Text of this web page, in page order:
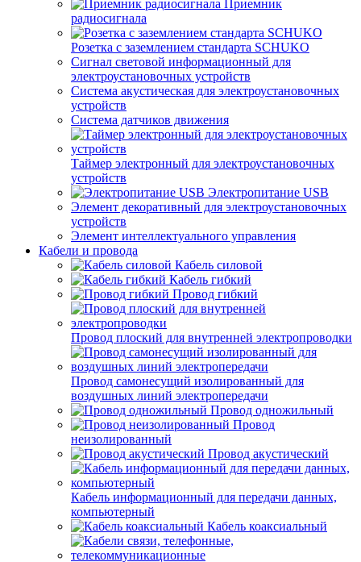
Приемник
радиосигнала
Розетка с заземлением стандарта SCHUKO
Сигнал световой информационный для
электроустановочных устройств
Система акустическая для электроустановочных
устройств
Система датчиков движения
Таймер электронный для электроустановочных
устройств
Электропитание USB
Элемент декоративный для электроустановочных
устройств
Элемент интеллектуального управления
Кабели и провода
Кабель силовой
Кабель гибкий
Провод гибкий
Провод плоский для внутренней электропроводки
Провод самонесущий изолированный для
воздушных линий электропередачи
Провод одножильный
Провод
неизолированный
Провод акустический
Кабель информационный для передачи данных,
компьютерный
Кабель коаксиальный